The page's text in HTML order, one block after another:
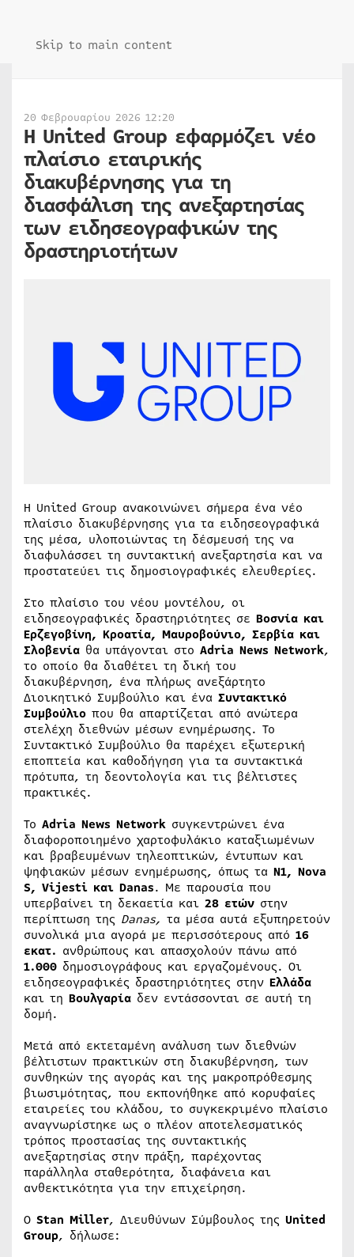
Skip to main content
20 Φεβρουαρίου 2026 12:20
Η United Group εφαρμόζει νέο
πλαίσιο εταιρικής
διακυβέρνησης για τη
διασφάλιση της ανεξαρτησίας
των ειδησεογραφικών της
δραστηριοτήτων
Η United Group ανακοινώνει σήμερα ένα νέο
πλαίσιο διακυβέρνησης για τα ειδησεογραφικά
της μέσα, υλοποιώντας τη δέσμευσή της να
διαφυλάσσει τη συντακτική ανεξαρτησία και να
προστατεύει τις δημοσιογραφικές ελευθερίες.
Στο πλαίσιο του νέου μοντέλου, οι
ειδησεογραφικές δραστηριότητες σε Βοσνία και
Ερζεγοβίνη, Κροατία, Μαυροβούνιο, Σερβία και
Σλοβενία θα υπάγονται στο Adria News Network,
το οποίο θα διαθέτει τη δική του
διακυβέρνηση, ένα πλήρως ανεξάρτητο
Διοικητικό Συμβούλιο και ένα Συντακτικό
Συμβούλιο που θα απαρτίζεται από ανώτερα
στελέχη διεθνών μέσων ενημέρωσης. Το
Συντακτικό Συμβούλιο θα παρέχει εξωτερική
εποπτεία και καθοδήγηση για τα συντακτικά
πρότυπα, τη δεοντολογία και τις βέλτιστες
πρακτικές.
Το Adria News Network συγκεντρώνει ένα
διαφοροποιημένο χαρτοφυλάκιο καταξιωμένων
και βραβευμένων τηλεοπτικών, έντυπων και
ψηφιακών μέσων ενημέρωσης, όπως τα N1, Nova
S, Vijesti και Danas. Με παρουσία που
υπερβαίνει τη δεκαετία και 28 ετών στην
περίπτωση της Danas, τα μέσα αυτά εξυπηρετούν
συνολικά μια αγορά με περισσότερους από 16
εκατ. ανθρώπους και απασχολούν πάνω από
1.000 δημοσιογράφους και εργαζομένους. Οι
ειδησεογραφικές δραστηριότητες στην Ελλάδα
και τη Βουλγαρία δεν εντάσσονται σε αυτή τη
δομή.
Μετά από εκτεταμένη ανάλυση των διεθνών
βέλτιστων πρακτικών στη διακυβέρνηση, των
συνθηκών της αγοράς και της μακροπρόθεσμης
βιωσιμότητας, που εκπονήθηκε από κορυφαίες
εταιρείες του κλάδου, το συγκεκριμένο πλαίσιο
αναγνωρίστηκε ως ο πλέον αποτελεσματικός
τρόπος προστασίας της συντακτικής
ανεξαρτησίας στην πράξη, παρέχοντας
παράλληλα σταθερότητα, διαφάνεια και
ανθεκτικότητα για την επιχείρηση.
Ο Stan Miller, Διευθύνων Σύμβουλος της United
Group, δήλωσε: